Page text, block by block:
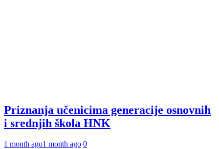
Priznanja učenicima generacije osnovnih
i srednjih škola HNK
1 month ago1 month ago 0